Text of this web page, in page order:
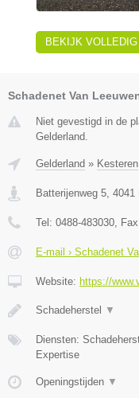
BEKIJK VOLLEDIG
Schadenet Van
Niet gevestigd in de
Gelderland.
Gelderland » Kesteren
Batterijenweg 5 4041
Tel: 0488-483030 ,
E-mail › Schadenet
Website: https://
Schadeherstel ▼
Diensten:
Expertise
Openingstijden ▼